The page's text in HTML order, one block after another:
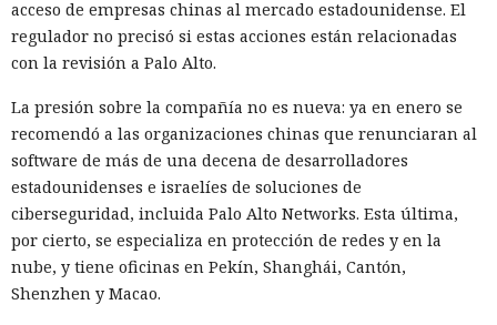
acceso de empresas chinas al mercado estadounidense. El
regulador no precisó si estas acciones están relacionadas
con la revisión a Palo Alto.
La presión sobre la compañía no es nueva: ya en enero se
recomendó a las organizaciones chinas que renunciaran al
software de más de una decena de desarrolladores
estadounidenses e israelíes de soluciones de
ciberseguridad, incluida Palo Alto Networks. Esta última,
por cierto, se especializa en protección de redes y en la
nube, y tiene oficinas en Pekín, Shanghái, Cantón,
Shenzhen y Macao.